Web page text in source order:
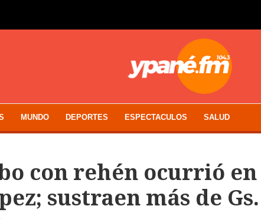
MUNDO DEPORTES ESPECTACULOS SALUD
con rehén ocurrió en
sustraen más de Gs.